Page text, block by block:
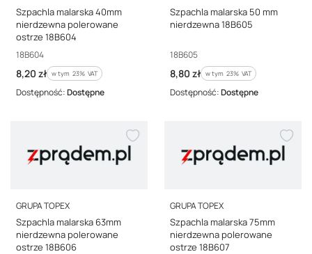
Szpachla malarska 40mm
nierdzewna polerowane
ostrze 18B604
Kod producenta
18B604
Cena brutto
8,20 zł w tym %s VAT
w tym 23% VAT
Dostępność:Dostępne
Szpachla malarska 50 mm
nierdzewna 18B605
Kod producenta
18B605
Cena brutto
8,80 zł w tym %s VAT
w tym 23% VAT
Dostępność:Dostępne
PRODUCENT
GRUPA TOPEX
Szpachla malarska 63mm
nierdzewna polerowane
ostrze 18B606
PRODUCENT
GRUPA TOPEX
Szpachla malarska 75mm
nierdzewna polerowane
ostrze 18B607